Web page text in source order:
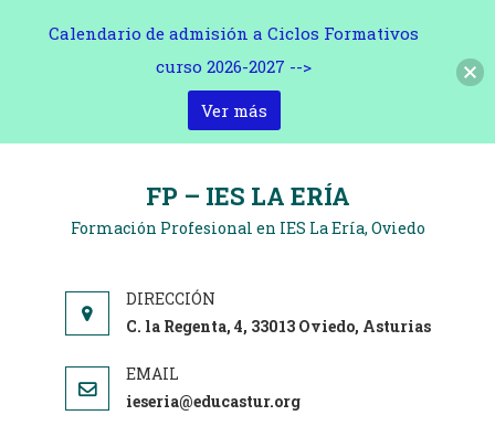
contenido
FP – IES LA ERÍA
Formación Profesional en IES La Ería, Oviedo
C. la Regenta, 4, 33013 Oviedo, Asturias
ieseria@educastur.org
Calendario de admisión a Ciclos Formativos
curso 2026-2027 -->
Ver más